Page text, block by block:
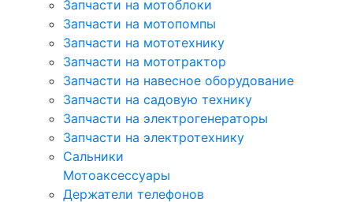
Запчасти на мотоблоки
Запчасти на мотопомпы
Запчасти на мототехнику
Запчасти на мототрактор
Запчасти на навесное оборудование
Запчасти на садовую технику
Запчасти на электрогенераторы
Запчасти на электротехнику
Сальники
Мотоаксессуары
Держатели телефонов